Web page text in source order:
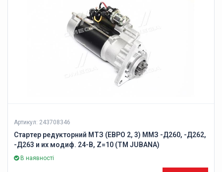
Артикул: 243708346
Стартер редукторний МТЗ (ЕВРО 2, 3) ММЗ -Д260, -Д262,
-Д263 и их модиф. 24-В, Z=10 (ТМ JUBANA)
В наявності